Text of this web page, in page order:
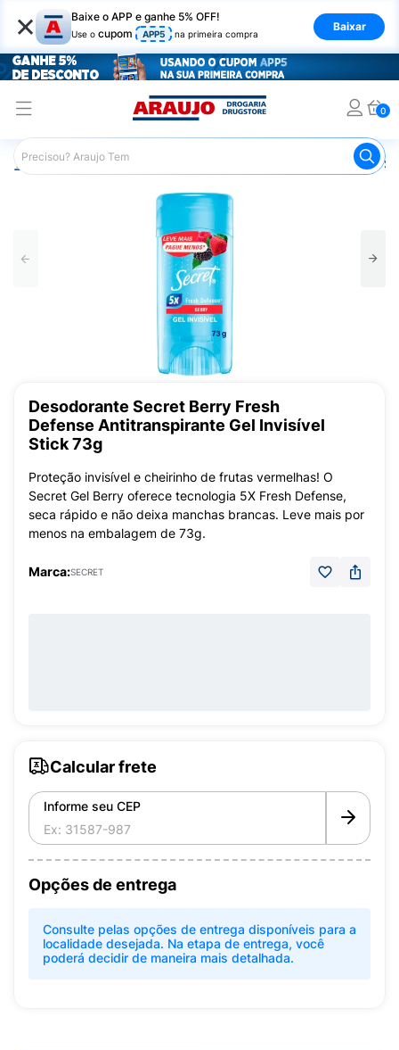
× Baixe o APP e ganhe 5% OFF!
Use o cupom APP5 na primeira compra
Baixar
0
Araujo Higiene Pessoal Desodorante
Desodorante Secret Berry Fresh
Defense Antitranspirante Gel Invisível
Stick 73g
Proteção invisível e cheirinho de frutas vermelhas! O
Secret Gel Berry oferece tecnologia 5X Fresh Defense,
seca rápido e não deixa manchas brancas. Leve mais por
menos na embalagem de 73g.
Marca:SECRET
Calcular frete
Informe seu CEP
Opções de entrega
Consulte pelas opções de entrega disponíveis para a
localidade desejada. Na etapa de entrega, você
poderá decidir de maneira mais detalhada.